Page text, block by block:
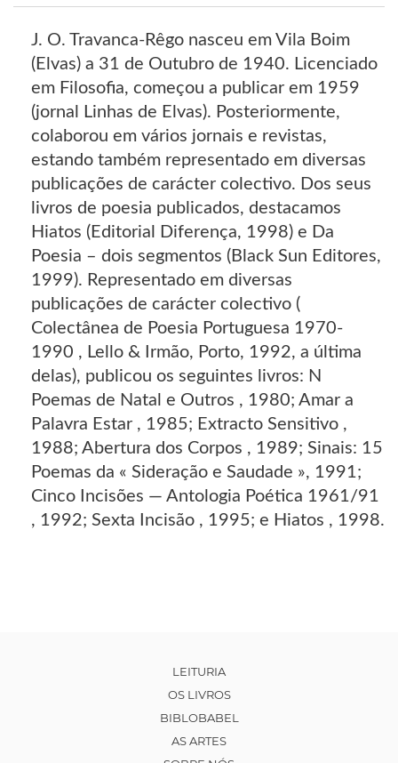
J. O. Travanca-Rêgo nasceu em Vila Boim
(Elvas) a 31 de Outubro de 1940. Licenciado
em Filosofia, começou a publicar em 1959
(jornal Linhas de Elvas). Posteriormente,
colaborou em vários jornais e revistas,
estando também representado em diversas
publicações de carácter colectivo. Dos seus
livros de poesia publicados, destacamos
Hiatos (Editorial Diferença, 1998) e Da
Poesia – dois segmentos (Black Sun Editores,
1999). Representado em diversas
publicações de carácter colectivo (
Colectânea de Poesia Portuguesa 1970-
1990 , Lello & Irmão, Porto, 1992, a última
delas), publicou os seguintes livros: N
Poemas de Natal e Outros , 1980; Amar a
Palavra Estar , 1985; Extracto Sensitivo ,
1988; Abertura dos Corpos , 1989; Sinais: 15
Poemas da « Sideração e Saudade », 1991;
Cinco Incisões — Antologia Poética 1961/91
, 1992; Sexta Incisão , 1995; e Hiatos , 1998.
LEITURIA
OS LIVROS
BIBLOBABEL
AS ARTES